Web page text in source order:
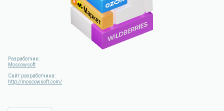
Разработчик:
Moscowsoft
Сайт разработчика:
http://moscowsoft.com/